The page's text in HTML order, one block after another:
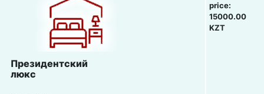
Президентский
люкс
price:
15000.00
KZT